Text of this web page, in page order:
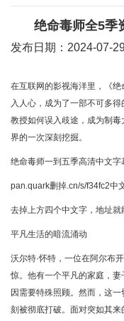
绝命毒师全5季
发布日期：2024-07-
在互联网的影视海洋里，《
入人心，成为了一部不可多
教授如何误入歧途，成为制
界的一次深刻挖掘。
绝命毒师一到五季高清中文字
pan.quark删掉.cn/s/f34fc2中
去掉上方四个中文字，地址就
平凡生活的暗流涌动
沃尔特·怀特，一位在阿尔布
惊。他有一个平凡的家庭，
因需要特殊照顾。然而，这
刻被彻底打破。面对突如其